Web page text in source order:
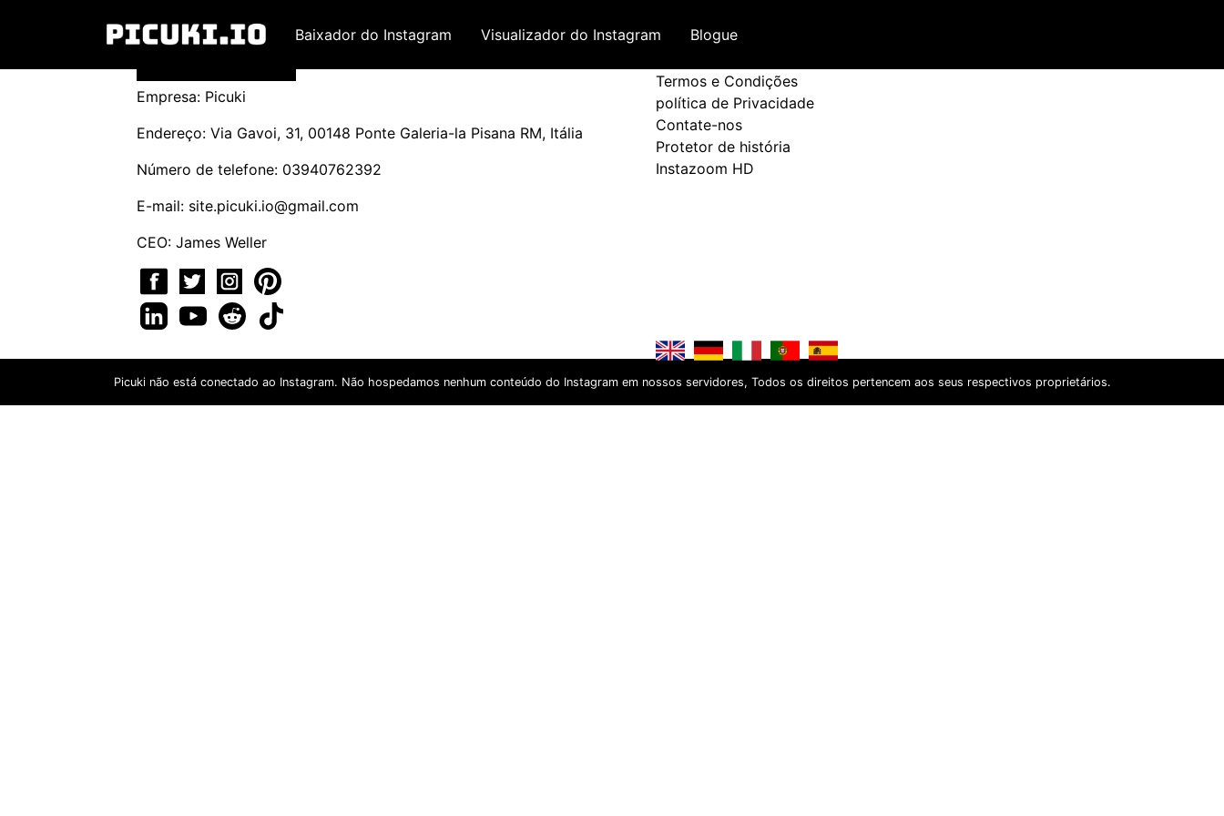
Baixador do Instagram Visualizador do Instagram Blogue
Empresa: Picuki
Endereço: Via Gavoi, 31, 00148 Ponte Galeria-la Pisana RM, Itália
Número de telefone: 03940762392
E-mail: site.picuki.io@gmail.com
CEO: James Weller
Termos e Política
Termos e Condições
política de Privacidade
Contate-nos
Protetor de história
Instazoom HD
Picuki não está conectado ao Instagram. Não hospedamos nenhum conteúdo do Instagram em nossos servidores, Todos os direitos pertencem aos seus respectivos proprietários.